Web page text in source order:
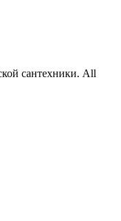
сантехники. All